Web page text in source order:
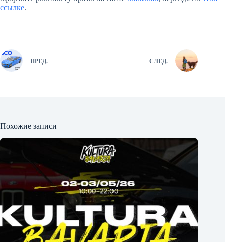
ссылке.
ПРЕД. СЛЕД.
Похожие записи